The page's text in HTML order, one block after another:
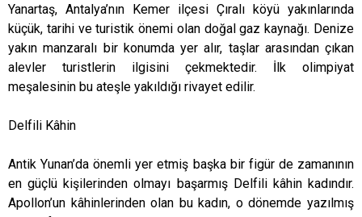
Yanartaş, Antalya’nın Kemer ilçesi Çıralı köyü yakınlarında
küçük, tarihi ve turistik önemi olan doğal gaz kaynağı. Denize
yakın manzaralı bir konumda yer alır, taşlar arasından çıkan
alevler turistlerin ilgisini çekmektedir. İlk olimpiyat
meşalesinin bu ateşle yakıldığı rivayet edilir.
Delfili Kâhin
Antik Yunan’da önemli yer etmiş başka bir figür de zamanının
en güçlü kişilerinden olmayı başarmış Delfili kâhin kadındır.
Apollon’un kâhinlerinden olan bu kadın, o dönemde yazılmış